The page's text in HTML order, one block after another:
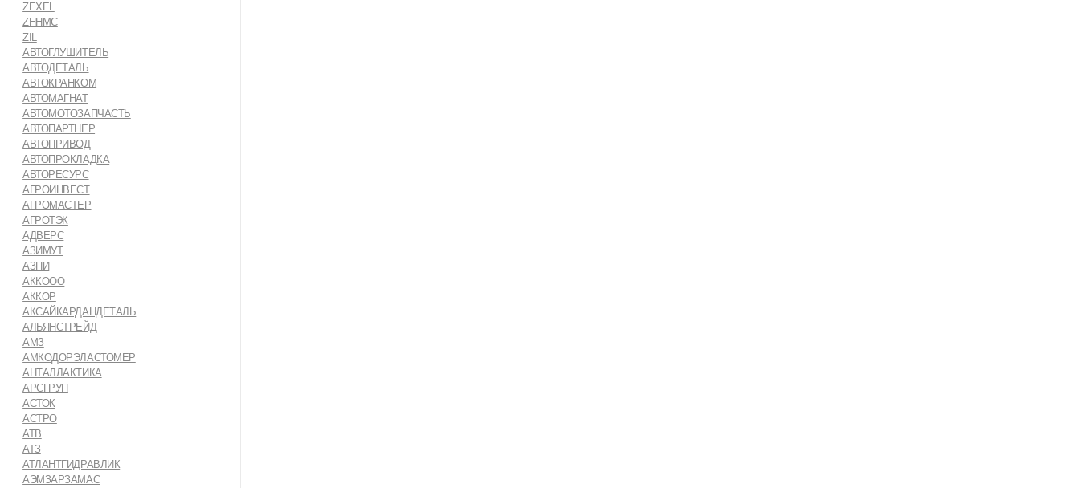
ZEXEL
ZHHMC
ZIL
АВТОГЛУШИТЕЛЬ
АВТОДЕТАЛЬ
АВТОКРАНКОМ
АВТОМАГНАТ
АВТОМОТОЗАПЧАСТЬ
АВТОПАРТНЕР
АВТОПРИВОД
АВТОПРОКЛАДКА
АВТОРЕСУРС
АГРОИНВЕСТ
АГРОМАСТЕР
АГРОТЭК
АДВЕРС
АЗИМУТ
АЗПИ
АККООО
АККОР
АКСАЙКАРДАНДЕТАЛЬ
АЛЬЯНСТРЕЙД
АМЗ
АМКОДОРЭЛАСТОМЕР
АНТАЛЛАКТИКА
АРСГРУП
АСТОК
АСТРО
АТВ
АТЗ
АТЛАНТГИДРАВЛИК
АЭМЗАРЗАМАС